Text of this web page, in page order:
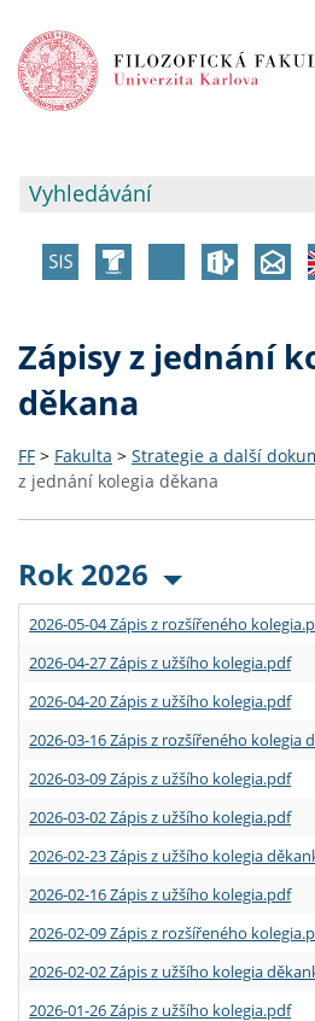
Zápisy z jednání
děkana
FF > Fakulta > Strategie a další
z jednání kolegia děkana
Rok 2026
2026-05-04 Zápis z rozšířeného
2026-04-27 Zápis z užšího kolegia.pdf
2026-04-20 Zápis z užšího kolegia.pdf
2026-03-16 Zápis z rozšířeného kolegia
2026-03-09 Zápis z užšího kolegia.pdf
2026-03-02 Zápis z užšího kolegia.pdf
2026-02-23 Zápis z užšího kolegia
2026-02-16 Zápis z užšího kolegia.pdf
2026-02-09 Zápis z rozšířeného
2026-02-02 Zápis z užšího kolegia
2026-01-26 Zápis z užšího kolegia.pdf